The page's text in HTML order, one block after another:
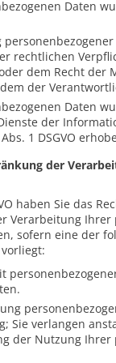
Daten
rechtlichen
dem Recht der
der
Daten
der
1 DSGVO
der
haben Sie das
Verarbeitung Ihrer
sofern eine der
Sie verlangen
der Nutzung Ihrer